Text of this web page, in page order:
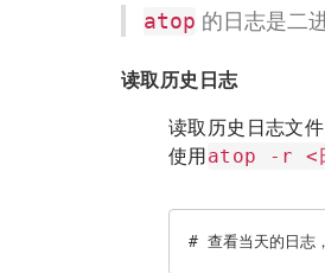
atop 的日志是二
读取历史日志
读取历史日志文件
使用atop -r <
# 查看当天的日